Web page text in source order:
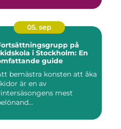
05. sep
på
i Stockholm: En
guide
bemästra konsten att åka
är en av
mest